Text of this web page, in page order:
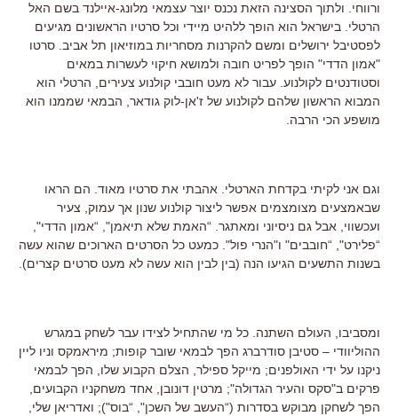
ורווחי. ולתוך הסצינה הזאת נכנס יוצר עצמאי מלונג-איילנד בשם האל
הרטלי. בישראל הוא הופך ללהיט מיידי וכל סרטיו הראשונים מגיעים
לפסטיבל ירושלים ומשם להקרנות מסחריות במוזיאון תל אביב. סרטו
"אמון הדדי" הופך לפריט חובה ולמושא חיקוי לעשרות במאים
וסטודנטים לקולנוע. עבור לא מעט חובבי קולנוע צעירים, הרטלי הוא
המבוא הראשון שלהם לקולנוע של ז'אן-לוק גודאר, הבמאי שממנו הוא
מושפע הכי הרבה.
וגם אני לקיתי בקדחת הארטלי. אהבתי את סרטיו מאוד. הם הראו
שבאמצעים מצומצמים אפשר ליצור קולנוע שנון אך עמוק, צעיר
ועכשווי, אבל גם ניסיוני ומאתגר. “האמת שלא תיאמן", “אמון הדדי",
“פלירט", “חובבים" ו"הנרי פול". כמעט כל הסרטים הארוכים שהוא עשה
בשנות התשעים הגיעו הנה (בין לבין הוא עשה לא מעט סרטים קצרים).
ומסביבו, העולם השתנה. כל מי שהתחיל לצידו עבר לשחק במגרש
ההוליוודי – סטיבן סודרברג הפך לבמאי שובר קופות; מיראמקס וניו ליין
ניקנו על ידי האולפנים; מייקל ספילר, הצלם הקבוע שלו, הפך לבמאי
פרקים ב"סקס והעיר הגדולה"; מרטין דונובן, אחד משחקניו הקבועים,
הפך לשחקן מבוקש בסדרות (“העשב של השכן", “בוס"); ואדריאן שלי,